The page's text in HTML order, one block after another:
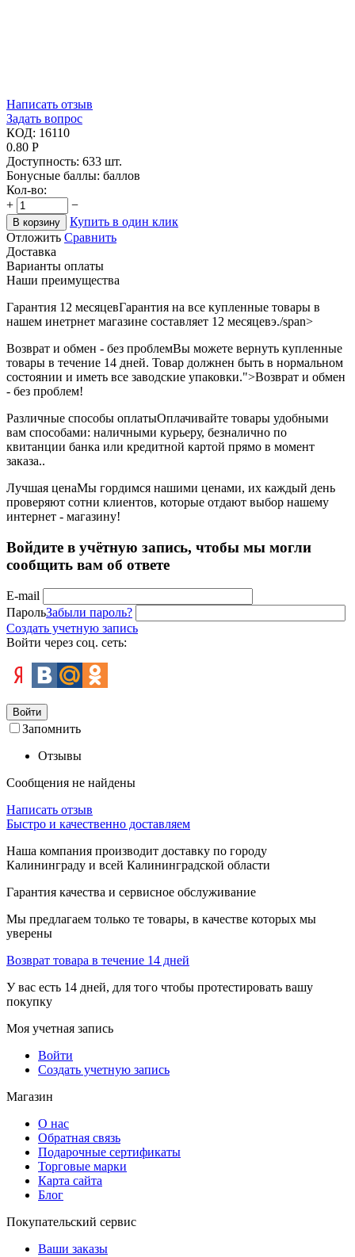
Написать отзыв
Задать вопрос
КОД: 16110
0.80 Р
Доступность: 633 шт.
Бонусные баллы: баллов
Кол-во:
+
−
В корзину
Купить в один клик
Отложить Сравнить
Доставка
Варианты оплаты
Наши преимущества
Гарантия 12 месяцевГарантия на все купленные товары в
нашем инетрнет магазине составляет 12 месяцевэ./span>
Возврат и обмен - без проблемВы можете вернуть купленные
товары в течение 14 дней. Товар должнен быть в нормальном
состоянии и иметь все заводские упаковки.">Возврат и обмен
- без проблем!
Различные способы оплатыОплачивайте товары удобными
вам способами: наличными курьеру, безналично по
квитанции банка или кредитной картой прямо в момент
заказа..
Лучшая ценаМы гордимся нашими ценами, их каждый день
проверяют сотни клиентов, которые отдают выбор нашему
интернет - магазину!
Войдите в учётную запись, чтобы мы могли
сообщить вам об ответе
E-mail
ПарольЗабыли пароль?
Создать учетную запись
Войти через соц. сеть:
Войти
Запомнить
Отзывы
Сообщения не найдены
Написать отзыв
Быстро и качественно доставляем
Наша компания производит доставку по городу
Калининграду и всей Калининградской области
Гарантия качества и сервисное обслуживание
Мы предлагаем только те товары, в качестве которых мы
уверены
Возврат товара в течение 14 дней
У вас есть 14 дней, для того чтобы протестировать вашу
покупку
Моя учетная запись
Войти
Создать учетную запись
Магазин
О нас
Обратная связь
Подарочные сертификаты
Торговые марки
Карта сайта
Блог
Покупательский сервис
Ваши заказы